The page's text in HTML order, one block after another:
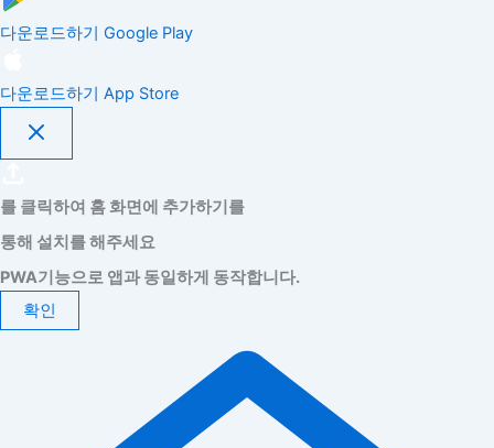
다운로드하기 Google Play
다운로드하기 App Store
를 클릭하여 홈 화면에 추가하기를
통해 설치를 해주세요
PWA기능으로 앱과 동일하게 동작합니다.
확인